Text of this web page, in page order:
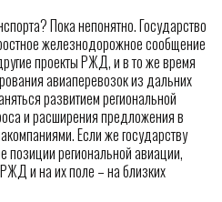
Пока непонятно. Государство
железнодорожное сообщение
проекты РЖД, и в то же время
авиаперевозок из дальних
развитием региональной
и расширения предложения в
Если же государству
позиции региональной авиации,
и на их поле – на близких